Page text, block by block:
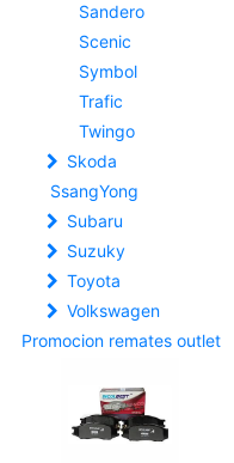
Sandero
Scenic
Symbol
Trafic
Twingo
Skoda
SsangYong
Subaru
Suzuky
Toyota
Volkswagen
Promocion remates outlet